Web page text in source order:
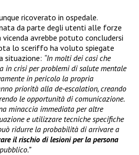
ricoverato in ospedale.
da parte degli utenti alle forze
vicenda avrebbe potuto concludersi
lo sceriffo ha voluto spiegate
situazione: “In molti dei casi che
in crisi per problemi di salute mentale
in pericolo la propria
priorità alla de-escalation, creando
le opportunità di comunicazione.
minaccia immediata per altre
e utilizzare tecniche specifiche
ridurre la probabilità di arrivare a
il rischio di lesioni per la persona